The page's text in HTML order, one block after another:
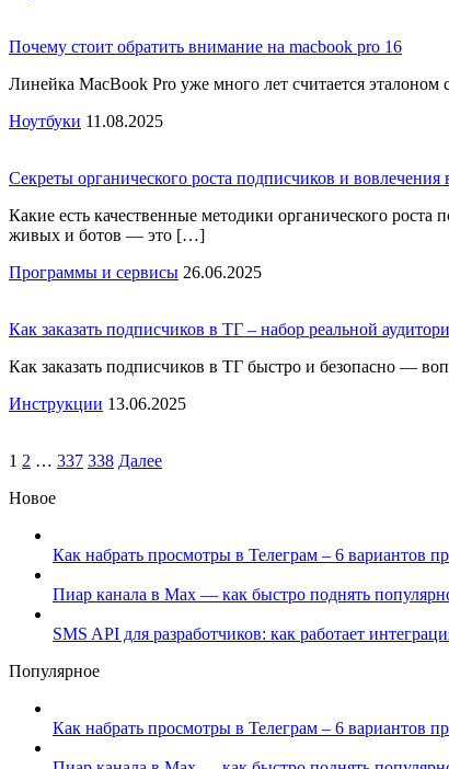
Почему стоит обратить внимание на macbook pro 16
Линейка MacBook Pro уже много лет считается
Ноутбуки 11.08.2025
Секреты органического роста подписчиков и вовлечения
Какие есть качественные методики органического
живых и ботов — это […]
Программы и сервисы 26.06.2025
Как заказать подписчиков в ТГ – набор реальной
Как заказать подписчиков в ТГ быстро и безопасно —
Инструкции 13.06.2025
1 2 … 337 338 Далее
Новое
Как набрать просмотры в Телеграм – 6 вариантов
Пиар канала в Max — как быстро поднять
SMS API для разработчиков: как работает
Популярное
Как набрать просмотры в Телеграм – 6 вариантов